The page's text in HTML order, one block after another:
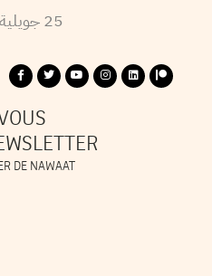
25 جويلية
DE NAWAAT